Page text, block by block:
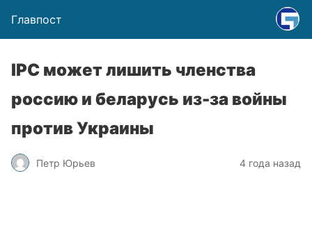
Главпост
IPC может лишить членства
россию и беларусь из-за войны
против Украины
Петр Юрьев 4 года назад